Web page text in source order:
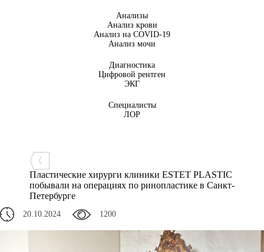
Анализы
Анализ крови
Анализ на COVID-19
Анализ мочи
Диагностика
Цифровой рентген
ЭКГ
Специалисты
ЛОР
Пластические хирурги клиники ESTET PLASTIC
побывали на операциях по ринопластике в Санкт-
Петербурге
20.10.2024 1200